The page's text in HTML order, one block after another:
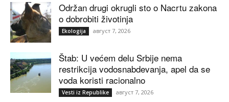
Održan drugi okrugli sto o Nacrtu zakona
o dobrobiti životinja
Ekologija август 7, 2026
Štab: U većem delu Srbije nema
restrikcija vodosnabdevanja, apel da se
voda koristi racionalno
Vesti iz Republike август 7, 2026